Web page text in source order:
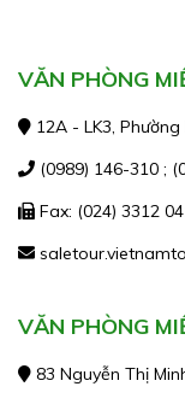
VĂN PHÒNG
12A - LK3,
(0989) 146-310 ;
Fax: (024) 3312
VĂN PHÒNG
83 Nguyễn Thị